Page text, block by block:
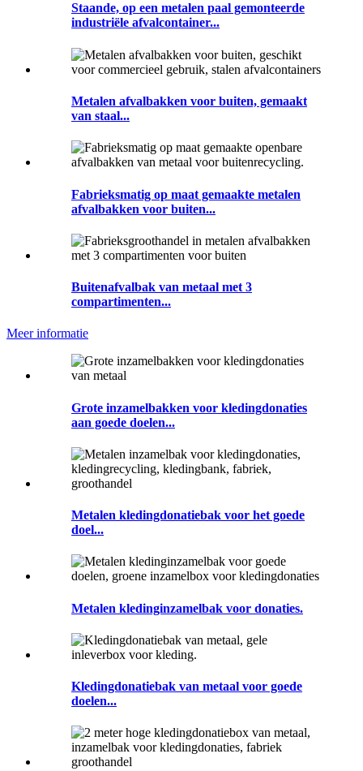
Staande, op een metalen paal gemonteerde
industriële afvalcontainer...
Metalen afvalbakken voor buiten, gemaakt
van staal...
Fabrieksmatig op maat gemaakte metalen
afvalbakken voor buiten...
Buitenafvalbak van metaal met 3
compartimenten...
Meer informatie
Grote inzamelbakken voor kledingdonaties
aan goede doelen...
Metalen kledingdonatiebak voor het goede
doel...
Metalen kledinginzamelbak voor donaties.
Kledingdonatiebak van metaal voor goede
doelen...